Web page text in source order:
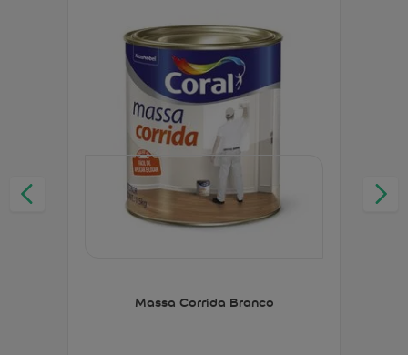
Massa Corrida Branco